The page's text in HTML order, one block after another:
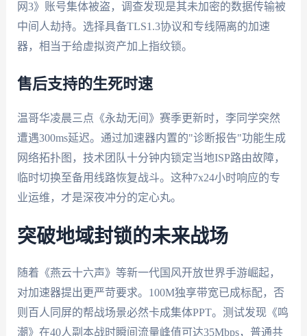
网3》账号集体被盗，调查发现是其未加密的数据传输被
中间人劫持。选择具备TLS1.3协议和专线隔离的加速
器，相当于给虚拟资产加上指纹锁。
售后支持的生死时速
温哥华凌晨三点《永劫无间》赛季更新时，李同学突然
遭遇300ms延迟。通过加速器内置的"诊断报告"功能生成
网络拓扑图，技术团队十分钟内锁定当地ISP路由故障，
临时切换至备用线路恢复战斗。这种7x24小时响应的专
业运维，才是深夜冲分的定心丸。
突破地域封锁的未来战场
随着《燕云十六声》等新一代国风开放世界手游崛起，
对加速器提出更严苛要求。100M独享带宽已成标配，否
则百人同屏的帮战场景必然卡成集体PPT。测试发现《鸣
潮》在40人副本战时瞬间流量峰值可达35Mbps，普通共